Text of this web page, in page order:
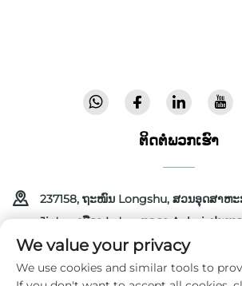
ຕິດຕໍ່ພວກເຮົາ
237158, ຖະໜົນ Longshu, ສວນອຸດສາຫະ
Jin'an, ເມືອງ Lu'an, ແຂວງ Anhui, ປະເທ
+86-13516489604
We value your privacy
We use cookies and similar tools to